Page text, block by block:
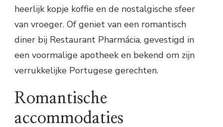
heerlijk kopje koffie en de nostalgische sfeer
van vroeger. Of geniet van een romantisch
diner bij Restaurant Pharmácia, gevestigd in
een voormalige apotheek en bekend om zijn
verrukkelijke Portugese gerechten.
Romantische
accommodaties